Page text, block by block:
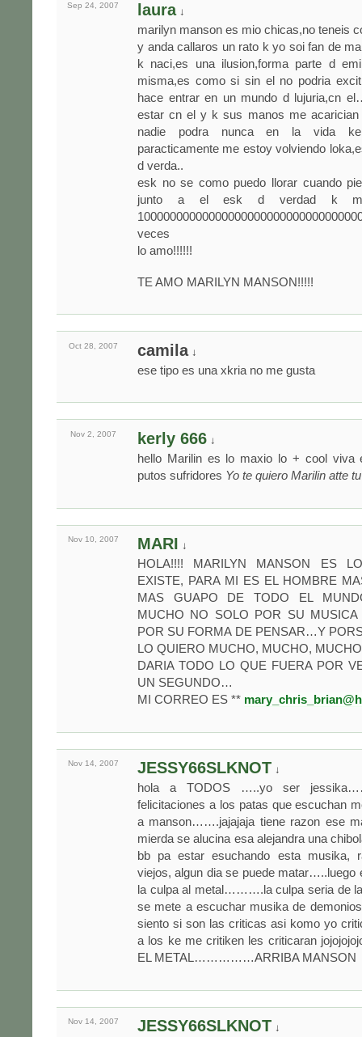
Sep 24, 2007 laura↓
marilyn manson es mio chicas,no teneis
y anda callaros un rato k yo soi fan de
k naci,es una ilusion,forma parte d
misma,es como si sin el no podria
hace entrar en un mundo d lujuria,cn
estar cn el y k sus manos me acarician
nadie podra nunca en la vida
paracticamente me estoy volviendo
d verda..
esk no se como puedo llorar cuando
junto a el esk d verdad k
veces
lo amo!!!!!!
TE AMO MARILYN MANSON!!!!!
Oct 28, 2007 camila↓
ese tipo es una xkria no me gusta
Nov 2, 2007 kerly 666 ↓
hello Marilin es lo maxio lo + cool viva
putos sufridores Yo te quiero Marilin atte
Nov 10, 2007 MARI ↓
HOLA!!!! MARILYN MANSON ES
EXISTE, PARA MI ES EL HOMBRE
MAS GUAPO DE TODO EL
MUCHO NO SOLO POR SU MUSICA
POR SU FORMA DE PENSAR…Y
LO QUIERO MUCHO, MUCHO,
DARIA TODO LO QUE FUERA POR
UN SEGUNDO…
MI CORREO ES **
Nov 14, 2007 JESSY66SLKNOT ↓
hola a TODOS …..yo ser
felicitaciones a los patas que escuchan
a manson…….jajajaja tiene razon ese
mierda se alucina esa alejandra una
bb pa estar esuchando esta musika,
viejos, algun dia se puede matar…..luego
la culpa al metal……….la culpa seria de
se mete a escuchar musika de
siento si son las criticas asi komo yo
a los ke me critiken les criticaran
EL METAL……………ARRIBA MANSON
Nov 14, 2007 JESSY66SLKNOT ↓